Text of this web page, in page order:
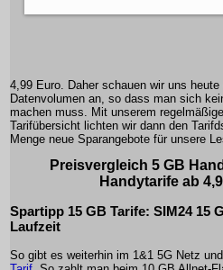
4,99 Euro. Daher schauen wir uns heute
Datenvolumen an, so dass man sich
machen muss. Mit unserem
Tarifübersicht lichten wir dann den
Menge neue Sparangebote für unsere
Preisvergleich 5 GB
Handytarife ab
Spartipp 15 GB Tarife: SIM24 15
Laufzeit
So gibt es weiterhin im 1&1 5G Netz